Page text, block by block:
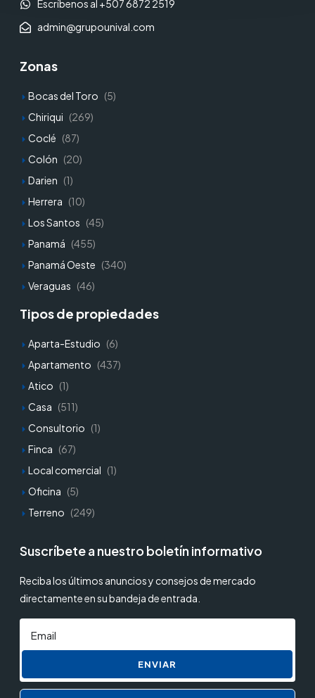
Escríbenos al +507 6872 2519
admin@grupounival.com
Zonas
Bocas del Toro (5)
Chiriqui (269)
Coclé (87)
Colón (20)
Darien (1)
Herrera (10)
Los Santos (45)
Panamá (455)
Panamá Oeste (340)
Veraguas (46)
Tipos de propiedades
Aparta-Estudio (6)
Apartamento (437)
Atico (1)
Casa (511)
Consultorio (1)
Finca (67)
Local comercial (1)
Oficina (5)
Terreno (249)
Suscríbete a nuestro boletín informativo
Reciba los últimos anuncios y consejos de mercado
directamente en su bandeja de entrada.
ENVIAR